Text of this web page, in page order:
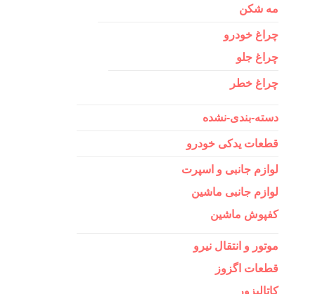
مه شکن
چراغ خودرو
چراغ جلو
چراغ خطر
دسته-بندی-نشده
قطعات یدکی خودرو
لوازم جانبی و اسپرت
لوازم جانبی ماشین
کفپوش ماشین
موتور و انتقال نیرو
قطعات اگزوز
کاتالیزور